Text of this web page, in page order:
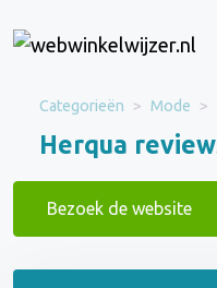
Categorieën Mode
Herqua
Bezoek de website